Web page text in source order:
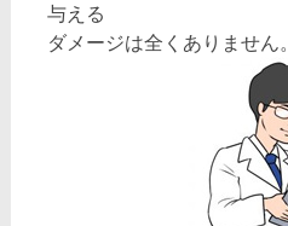
与える
ダメージは全くありません。